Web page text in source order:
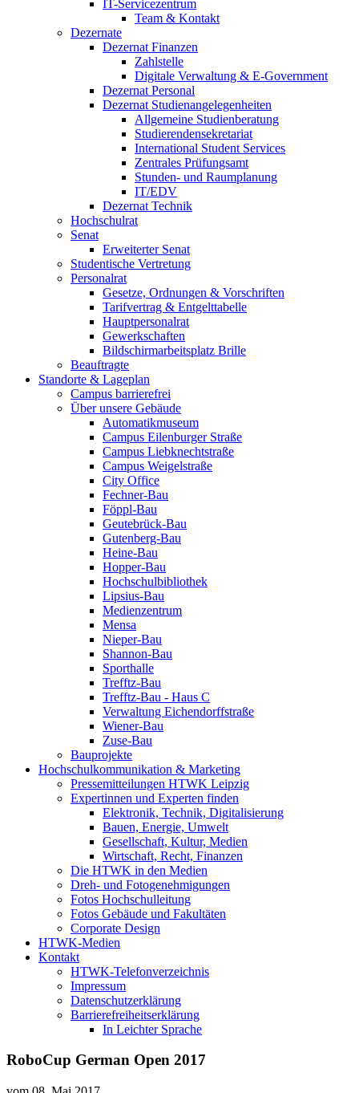
IT-Servicezentrum
Team & Kontakt
Dezernate
Dezernat Finanzen
Zahlstelle
Digitale Verwaltung & E-Government
Dezernat Personal
Dezernat Studienangelegenheiten
Allgemeine Studienberatung
Studierendensekretariat
International Student Services
Zentrales Prüfungsamt
Stunden- und Raumplanung
IT/EDV
Dezernat Technik
Hochschulrat
Senat
Erweiterter Senat
Studentische Vertretung
Personalrat
Gesetze, Ordnungen & Vorschriften
Tarifvertrag & Entgelttabelle
Hauptpersonalrat
Gewerkschaften
Bildschirmarbeitsplatz Brille
Beauftragte
Standorte & Lageplan
Campus barrierefrei
Über unsere Gebäude
Automatikmuseum
Campus Eilenburger Straße
Campus Liebknechtstraße
Campus Weigelstraße
City Office
Fechner-Bau
Föppl-Bau
Geutebrück-Bau
Gutenberg-Bau
Heine-Bau
Hopper-Bau
Hochschulbibliothek
Lipsius-Bau
Medienzentrum
Mensa
Nieper-Bau
Shannon-Bau
Sporthalle
Trefftz-Bau
Trefftz-Bau - Haus C
Verwaltung Eichendorffstraße
Wiener-Bau
Zuse-Bau
Bauprojekte
Hochschulkommunikation & Marketing
Pressemitteilungen HTWK Leipzig
Expertinnen und Experten finden
Elektronik, Technik, Digitalisierung
Bauen, Energie, Umwelt
Gesellschaft, Kultur, Medien
Wirtschaft, Recht, Finanzen
Die HTWK in den Medien
Dreh- und Fotogenehmigungen
Fotos Hochschulleitung
Fotos Gebäude und Fakultäten
Corporate Design
HTWK-Medien
Kontakt
HTWK-Telefonverzeichnis
Impressum
Datenschutzerklärung
Barrierefreiheitserklärung
In Leichter Sprache
RoboCup German Open 2017